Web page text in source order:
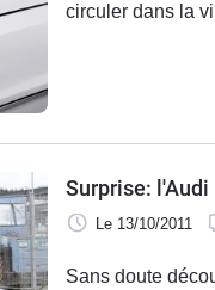
circuler dans la
Surprise: l'Audi
Le 13/10/2011
Sans doute